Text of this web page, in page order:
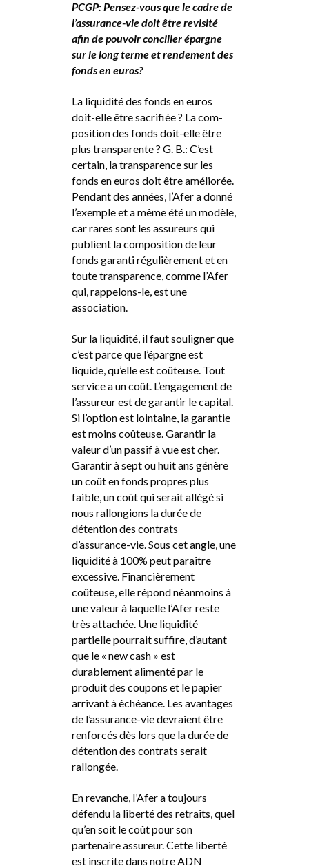
PCGP: Pensez-vous que le cadre de
l’assurance-vie doit être revisité
afin de pouvoir concilier épargne
sur le long terme et rendement des
fonds en euros?
La liquidité des fonds en euros
doit-elle être sacrifiée ? La com-
position des fonds doit-elle être
plus transparente ? G. B.: C’est
certain, la transparence sur les
fonds en euros doit être améliorée.
Pendant des années, l’Afer a donné
l’exemple et a même été un modèle,
car rares sont les assureurs qui
publient la composition de leur
fonds garanti régulièrement et en
toute transparence, comme l’Afer
qui, rappelons-le, est une
association.
Sur la liquidité, il faut souligner que
c’est parce que l’épargne est
liquide, qu’elle est coûteuse. Tout
service a un coût. L’engagement de
l’assureur est de garantir le capital.
Si l’option est lointaine, la garantie
est moins coûteuse. Garantir la
valeur d’un passif à vue est cher.
Garantir à sept ou huit ans génère
un coût en fonds propres plus
faible, un coût qui serait allégé si
nous rallongions la durée de
détention des contrats
d’assurance-vie. Sous cet angle, une
liquidité à 100% peut paraître
excessive. Financièrement
coûteuse, elle répond néanmoins à
une valeur à laquelle l’Afer reste
très attachée. Une liquidité
partielle pourrait suffire, d’autant
que le « new cash » est
durablement alimenté par le
produit des coupons et le papier
arrivant à échéance. Les avantages
de l’assurance-vie devraient être
renforcés dès lors que la durée de
détention des contrats serait
rallongée.
En revanche, l’Afer a toujours
défendu la liberté des retraits, quel
qu’en soit le coût pour son
partenaire assureur. Cette liberté
est inscrite dans notre ADN